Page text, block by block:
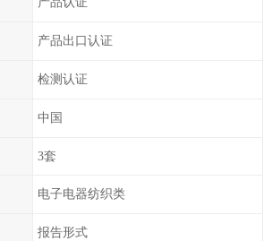
产品出口认证
检测认证
中国
3套
电子电器纺织类
报告形式